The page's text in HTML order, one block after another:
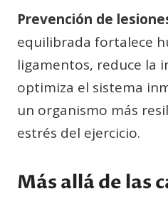
Prevención de
equilibrada fortalece
ligamentos, reduce la
optimiza el sistema
un organismo más
estrés del ejercicio.
Más allá de las